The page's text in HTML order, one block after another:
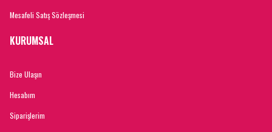
Mesafeli Satış Sözleşmesi
KURUMSAL
Bize Ulaşın
Hesabım
Siparişlerim